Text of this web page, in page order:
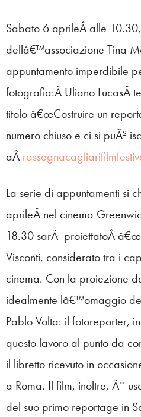
Sabato 6 aprileÂ alle
dellâ€™associazione Tina
appuntamento imperdibile
fotografia:Â Uliano LucasÂ
titolo â€œCostruire un
numero chiuso e ci si puÃ²
aÂ
La serie di appuntamenti si
aprileÂ nel cinema
18.30 sarÃ proiettatoÂ
Visconti, considerato tra i
cinema. Con la proiezione
idealmente lâ€™omaggio
Pablo Volta: il fotoreporter,
questo lavoro al punto da
il libretto ricevuto in
a Roma. Il film, inoltre, Ã¨
del suo primo reportage in